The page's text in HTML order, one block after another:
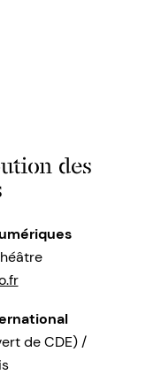
des
de CDE) /